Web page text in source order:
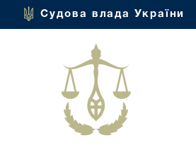
Судова влада України